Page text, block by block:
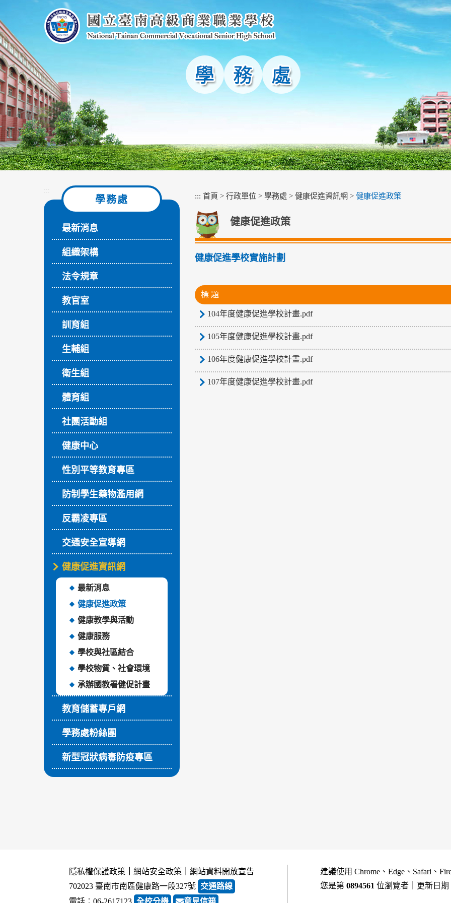
主
要
內
容
區
塊
:::
學務處
最新消息
組織架構
法令規章
教官室
訓育組
生輔組
衛生組
體育組
社團活動組
健康中心
性別平等教育專區
防制學生藥物濫用網
反霸凌專區
交通安全宣導網
健康促進資訊網
最新消息
健康促進政策
健康教學與活動
健康服務
學校與社區結合
學校物質、社會環境
承辦國教署健促計畫
教育儲蓄專戶網
學務處粉絲團
新型冠狀病毒防疫專區
::: 首頁 > 行政單位 > 學務處 > 健康促進資訊網 > 健康促進政策
健康促進政策
健康促進學校實施計劃
標 題
104年度健康促進學校計畫.pdf
105年度健康促進學校計畫.pdf
106年度健康促進學校計畫.pdf
107年度健康促進學校計畫.pdf
隱私權保護政策 網站安全政策
網站資料開放宣告
702023 臺南市南區健康路一段327號 交通路線
電話︰06-2617123 全校分機 意見信箱
建議使用 Chrome、Edge、Safari、
您是第 0894561 位瀏覽者 更新日期